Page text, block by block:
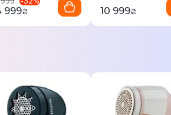
999₴ 10 999₴